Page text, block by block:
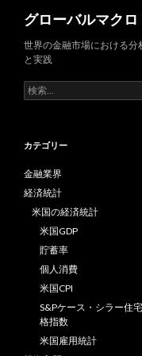
グローバルマク
世界の金融市場における分
と実践
検
索:
カテゴリー
金融業界
経済統計
米国の経済統計
米国GDP
貯蓄率
個人消費
米国CPI
S&Pケース・シラー住
格指数
米国雇用統計